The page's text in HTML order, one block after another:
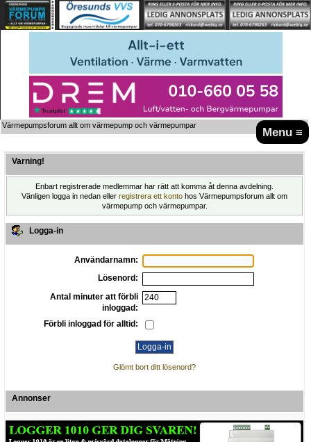
Menu ≡
Värmepumpsforum allt om värmepump och värmepumpar
Varning!
Enbart registrerade medlemmar har rätt att komma åt denna avdelning.
Vänligen logga in nedan eller registrera ett konto hos Värmepumpsforum allt om
värmepump och värmepumpar.
Logga-in
Användarnamn:
Lösenord:
Antal minuter att förbli
inloggad:
Förbli inloggad för alltid:
Glömt bort ditt lösenord?
Annonser